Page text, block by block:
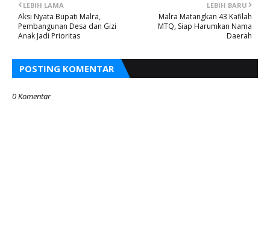
LEBIH BARU
Malra Matangkan 43 Kafilah
MTQ, Siap Harumkan Nama
Daerah
LEBIH LAMA
Aksi Nyata Bupati Malra,
Pembangunan Desa dan Gizi
Anak Jadi Prioritas
POSTING KOMENTAR
0 Komentar